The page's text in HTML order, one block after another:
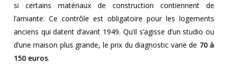
si certains matériaux de construction contiennent de
l’amiante. Ce contrôle est obligatoire pour les logements
anciens qui datent d’avant 1949. Qu’il s’agisse d’un studio ou
d’une maison plus grande, le prix du diagnostic varie de 70 à
150 euros.